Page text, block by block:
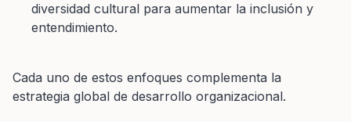
diversidad cultural para aumentar la inclusión y
entendimiento.
Cada uno de estos enfoques complementa la
estrategia global de desarrollo organizacional.